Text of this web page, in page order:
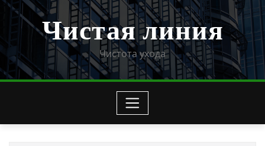
Чистая линия
Чистота ухода